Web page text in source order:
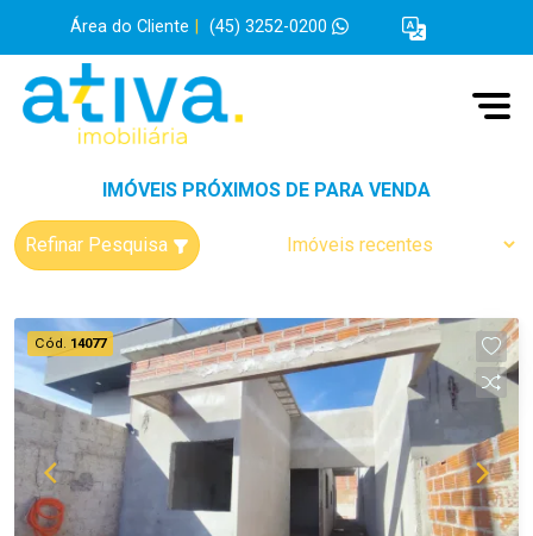
Área do Cliente (45) 3252-0200
IMÓVEIS PRÓXIMOS DE PARA VENDA
Refinar Pesquisa
Cód. 14077